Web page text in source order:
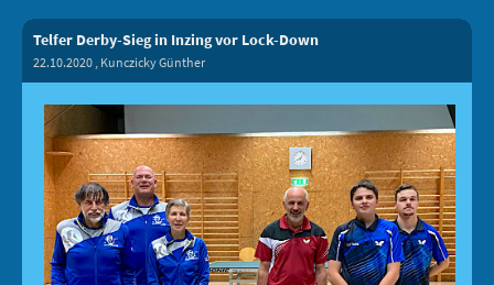
Telfer Derby-Sieg in Inzing vor Lock-Down
22.10.2020 , Kunczicky Günther